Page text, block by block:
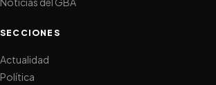
SECCIONES
Actualidad
Política